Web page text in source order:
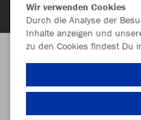
Aufgrund der hohen
leider die
Wir verwenden Cookies
Durch die Analyse der
Inhalte anzeigen und
zu den Cookies findest Du